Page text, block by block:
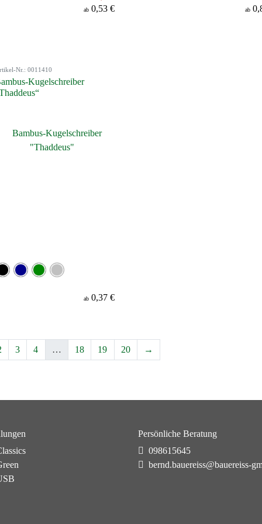
ab 0,53 € ab
Nr.: 0011410
Kugelschreiber
ab 0,37 €
3 4 … 18 19 20 →
Persönliche Beratung
098615645
bernd.bauereiss@bauereiss-